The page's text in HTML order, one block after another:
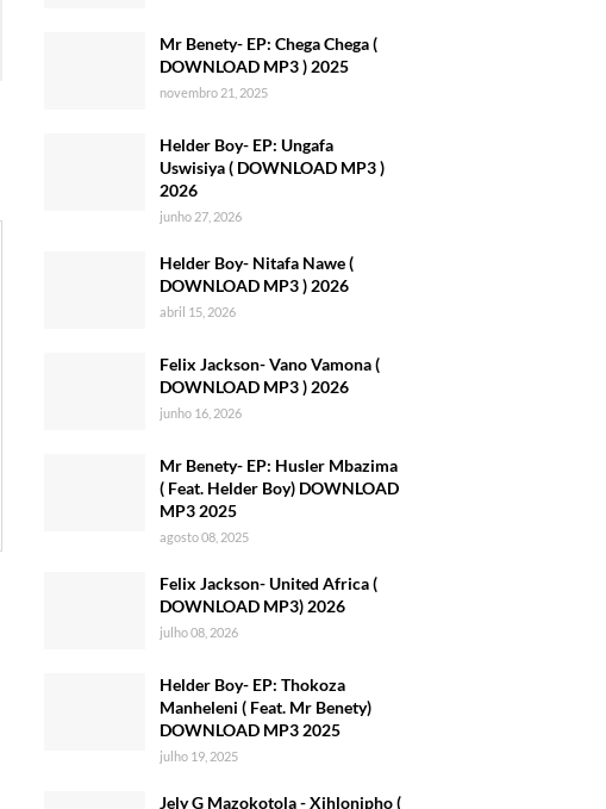
Mr Benety- EP: Chega Chega (
DOWNLOAD MP3 ) 2025
novembro 21, 2025
Helder Boy- EP: Ungafa
Uswisiya ( DOWNLOAD MP3 )
2026
junho 27, 2026
Helder Boy- Nitafa Nawe (
DOWNLOAD MP3 ) 2026
abril 15, 2026
Felix Jackson- Vano Vamona (
DOWNLOAD MP3 ) 2026
junho 16, 2026
Mr Benety- EP: Husler Mbazima
( Feat. Helder Boy) DOWNLOAD
MP3 2025
agosto 08, 2025
Felix Jackson- United Africa (
DOWNLOAD MP3) 2026
julho 08, 2026
Helder Boy- EP: Thokoza
Manheleni ( Feat. Mr Benety)
DOWNLOAD MP3 2025
julho 19, 2025
Jely G Mazokotola - Xihlonipho (